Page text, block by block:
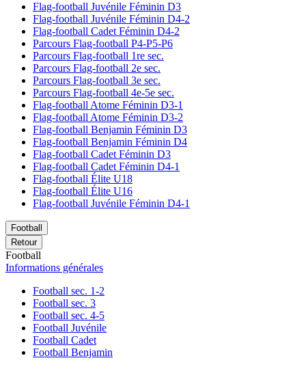
Flag-football Juvénile Féminin D3
Flag-football Juvénile Féminin D4-2
Flag-football Cadet Féminin D4-2
Parcours Flag-football P4-P5-P6
Parcours Flag-football 1re sec.
Parcours Flag-football 2e sec.
Parcours Flag-football 3e sec.
Parcours Flag-football 4e-5e sec.
Flag-football Atome Féminin D3-1
Flag-football Atome Féminin D3-2
Flag-football Benjamin Féminin D3
Flag-football Benjamin Féminin D4
Flag-football Cadet Féminin D3
Flag-football Cadet Féminin D4-1
Flag-football Élite U18
Flag-football Élite U16
Flag-football Juvénile Féminin D4-1
Football
Retour
Football
Informations générales
Football sec. 1-2
Football sec. 3
Football sec. 4-5
Football Juvénile
Football Cadet
Football Benjamin